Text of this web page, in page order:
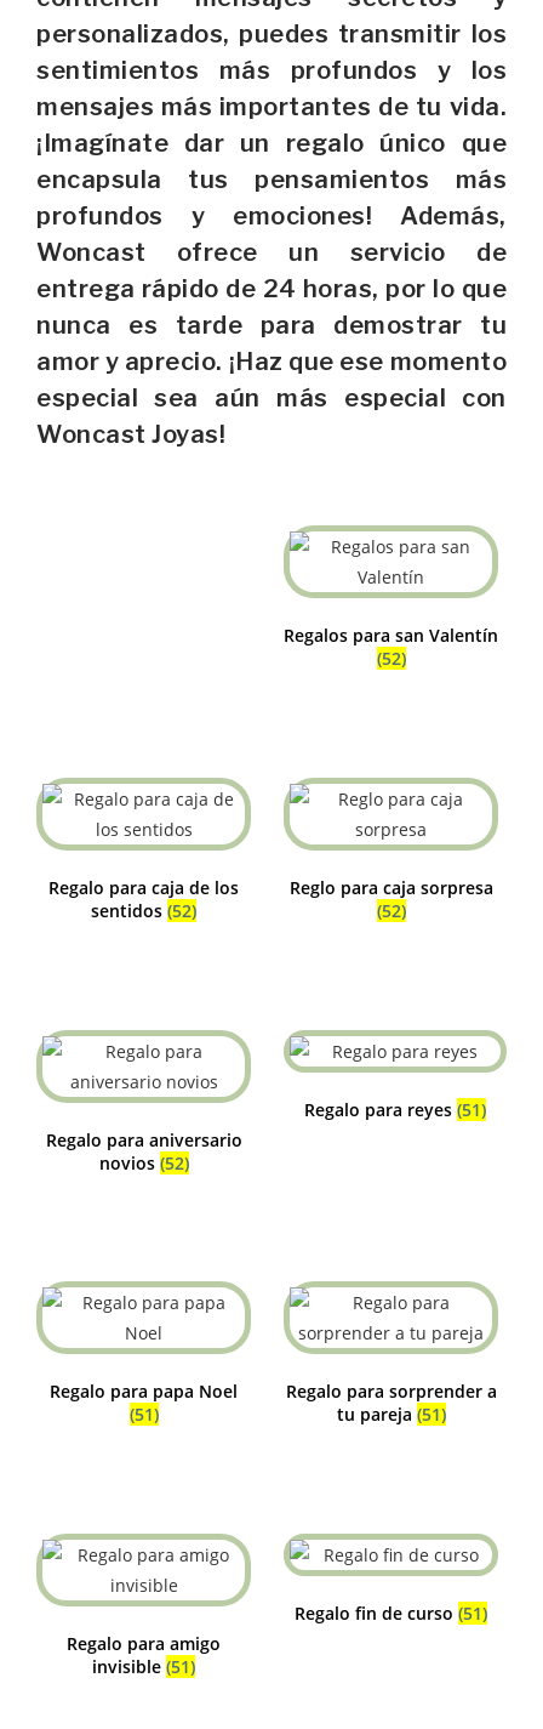
personalizados, puedes transmitir los
sentimientos más profundos y los
mensajes más importantes de tu vida.
¡Imagínate dar un regalo único que
encapsula tus pensamientos más
profundos y emociones! Además,
Woncast ofrece un servicio de
entrega rápido de 24 horas, por lo que
nunca es tarde para demostrar tu
amor y aprecio. ¡Haz que ese momento
especial sea aún más especial con
Woncast Joyas!
Regalos para san Valentín
(52)
Regalo para caja de los
sentidos (52)
Reglo para caja sorpresa
(52)
Regalo para aniversario
novios (52)
Regalo para reyes (51)
Regalo para papa Noel
(51)
Regalo para sorprender a
tu pareja (51)
Regalo para amigo
invisible (51)
Regalo fin de curso (51)